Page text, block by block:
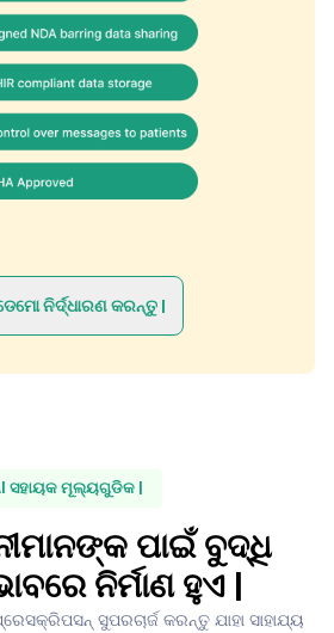
ନିର୍ଦ୍ଧାରଣ କରନ୍ତୁ |
ସହାୟକ ମୂଲ୍ୟଗୁଡିକ |
ପାଇଁ ବୁଦ୍ଧି
ନିର୍ମାଣ ହୁଏ |
ସୁପରଚାର୍ଜ କରନ୍ତୁ ଯାହା ସାହାଯ୍ୟ